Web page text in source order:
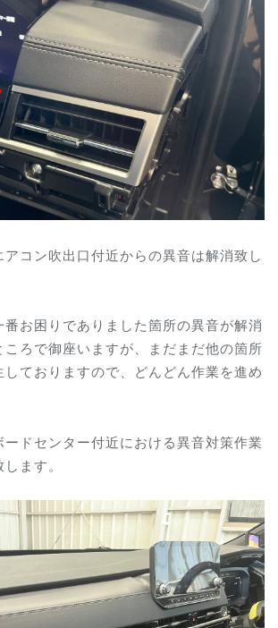
コン吹出口付近からの異音は解消致し
番お困りでありました箇所の異音が解消
ころで御座いますが、まだまだ他の箇所
ておりますので、どんどん作業を進め
ードセンター付近における異音対策作業
ます。